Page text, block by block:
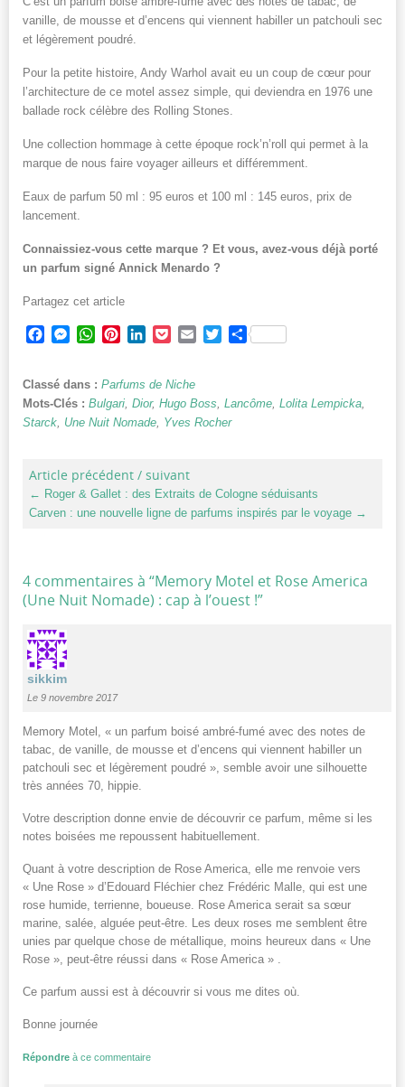
vanille, de mousse et d’encens qui viennent habiller un patchouli sec
et légèrement poudré.
Pour la petite histoire, Andy Warhol avait eu un coup de cœur pour
l’architecture de ce motel assez simple, qui deviendra en 1976 une
ballade rock célèbre des Rolling Stones.
Une collection hommage à cette époque rock’n’roll qui permet à la
marque de nous faire voyager ailleurs et différemment.
Eaux de parfum 50 ml : 95 euros et 100 ml : 145 euros, prix de
lancement.
Connaissiez-vous cette marque ? Et vous, avez-vous déjà porté
un parfum signé Annick Menardo ?
Partagez cet article
Facebook
Messenger
WhatsApp
PinterestLinkedInPocketEmailTwitterPartager
Classé dans : Parfums de Niche
Mots-Clés : Bulgari Dior, Hugo Boss Lancôme Lolita Lempicka
Starck Une Nuit Nomade Yves Rocher
Article précédent / suivant
← Roger & Gallet : des Extraits de Cologne séduisants
Carven : une nouvelle ligne de parfums inspirés par le voyage →
4 commentaires à “Memory Motel et Rose America
(Une Nuit Nomade) : cap à l’ouest !”
sikkim
Le 9 novembre 2017
Memory Motel, « un parfum boisé ambré-fumé avec des notes de
tabac, de vanille, de mousse et d’encens qui viennent habiller un
patchouli sec et légèrement poudré », semble avoir une silhouette
très années 70, hippie.
Votre description donne envie de découvrir ce parfum, même si les
notes boisées me repoussent habituellement.
Quant à votre description de Rose America, elle me renvoie vers
« Une Rose » d’Edouard Fléchier chez Frédéric Malle, qui est une
rose humide, terrienne, boueuse. Rose America serait sa sœur
marine, salée, alguée peut-être. Les deux roses me semblent être
unies par quelque chose de métallique, moins heureux dans « Une
Rose », peut-être réussi dans « Rose America » .
Ce parfum aussi est à découvrir si vous me dites où.
Bonne journée
Répondre à ce commentaire